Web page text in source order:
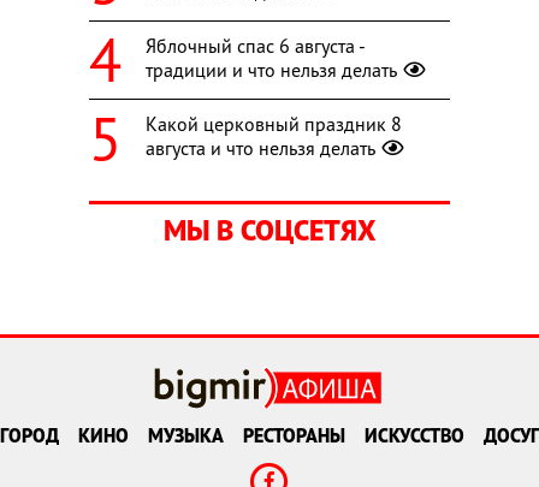
Яблочный спас 6 августа -
традиции и что нельзя делать
Какой церковный праздник 8
августа и что нельзя делать
МЫ В СОЦСЕТЯХ
ГОРОД КИНО МУЗЫКА РЕСТОРАНЫ ИСКУССТВО ДОСУГ